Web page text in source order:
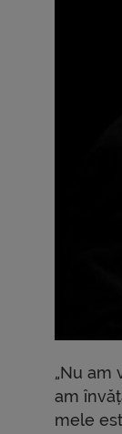
„Nu am
am
mele